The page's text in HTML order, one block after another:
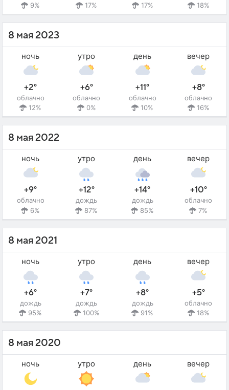
9%
17%
17%
18%
8 мая 2023
ночь
+2°
облачно
12%
утро
+6°
облачно
0%
день
+11°
облачно
10%
вечер
+8°
облачно
16%
8 мая 2022
ночь
+9°
облачно
6%
утро
+12°
дождь
87%
день
+14°
дождь
85%
вечер
+10°
облачно
7%
8 мая 2021
ночь
+6°
дождь
95%
утро
+7°
дождь
100%
день
+8°
дождь
91%
вечер
+5°
облачно
18%
8 мая 2020
ночь утро день вечер